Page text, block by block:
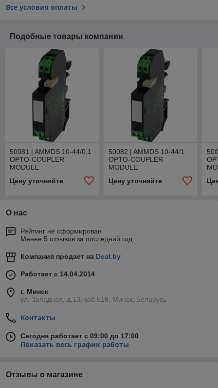
Все условия оплаты
Подобные товары компании
50081 | AMMDS 10-44/0,1
OPTO-COUPLER
MODULE
Цену уточняйте
50082 | AMMDS 10-44/1
OPTO-COUPLER
MODULE
Цену уточняйте
О нас
Рейтинг не сформирован
Менее 5 отзывов за последний год
Компания продает на Deal.by
Работает с 14.04.2014
г. Минск
ул. Западная, д.13, каб.519, Минск, Беларусь
Контакты
Сегодня работает с 09:00 до 17:00
Показать весь график работы
Отзывы о магазине